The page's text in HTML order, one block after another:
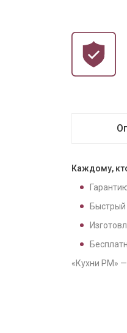
Каждому,
Быстрый
«Кухни РМ» —